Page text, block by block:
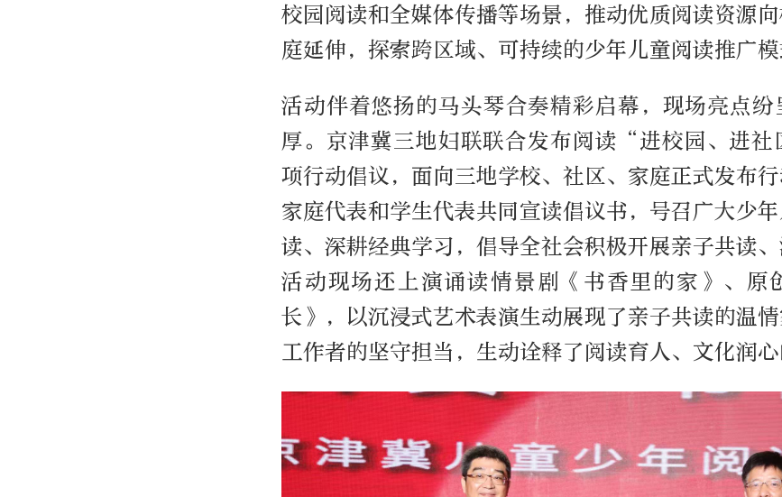
校园阅读和全媒体传播等场景，推动优质阅读资源
庭延伸，探索跨区域、可持续的少年儿童阅读推广模
活动伴着悠扬的马头琴合奏精彩启幕，现场亮点纷
厚。京津冀三地妇联联合发布阅读“进校园、进
项行动倡议，面向三地学校、社区、家庭正式发布
家庭代表和学生代表共同宣读倡议书，号召广大少
读、深耕经典学习，倡导全社会积极开展亲子共读、
活动现场还上演诵读情景剧《书香里的家》、原
长》，以沉浸式艺术表演生动展现了亲子共读的温
工作者的坚守担当，生动诠释了阅读育人、文化润心